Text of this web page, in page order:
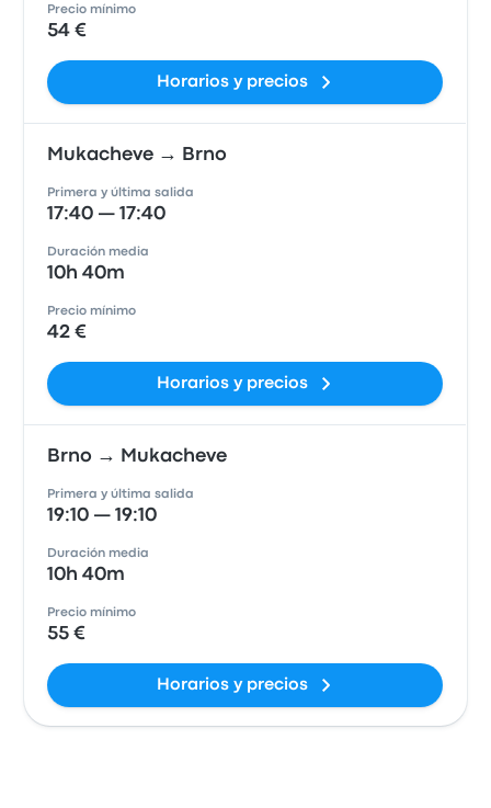
Precio mínimo
54 €
Horarios y precios
Mukacheve → Brno
Primera y última salida
17:40 — 17:40
Duración media
10h 40m
Precio mínimo
42 €
Horarios y precios
Brno → Mukacheve
Primera y última salida
19:10 — 19:10
Duración media
10h 40m
Precio mínimo
55 €
Horarios y precios